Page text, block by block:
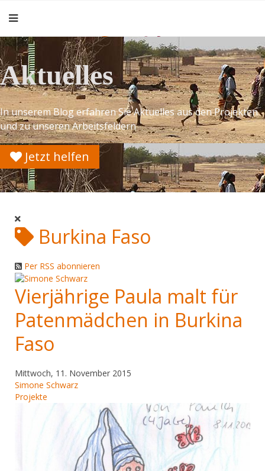
Aktuelles
In unserem Blog erfahren Sie Aktuelles aus den Projekten
und zu unseren Arbeitsfeldern
Jetzt helfen
Burkina Faso
Per RSS abonnieren
Vierjährige Paula malt für
Patenmädchen in Burkina
Faso
Mittwoch, 11. November 2015
Simone Schwarz
Projekte